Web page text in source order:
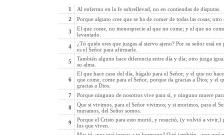
1
Al enfermo en la fe sobrellevad, no en contiendas de disputas.
2
Porque alguno cree que se ha de comer de todas las cosas;
3
El que come, no menosprecie al que no come; y el que no
levantado.
4
¿Tú quién eres que juzgas al siervo ajeno? Por su señor está
es el Señor para afirmarle.
5
También alguno hace diferencia entre día y día; otro juzga
su alma.
6
El que hace caso del día, hágalo para el Señor; y el que no
que come, come para el Señor, porque da gracias a Dios; y el
gracias a Dios.
7
Porque ninguno de nosotros vive para sí, y ninguno muere
8
Que si vivimos, para el Señor vivimos; y si morimos, para el
muramos, del Señor somos.
9
Porque el Cristo para esto murió, y resucitó, (y volvió a vivir,)
los que viven.